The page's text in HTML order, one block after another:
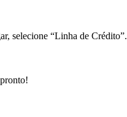
selecione “Linha de Crédito”.